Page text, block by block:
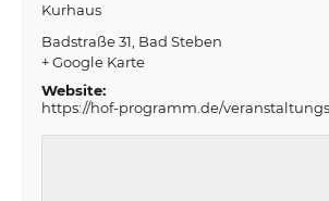
Kurhaus
Badstraße 31 Bad Steben
+ Google Karte
Website:
https://hof-programm.de/